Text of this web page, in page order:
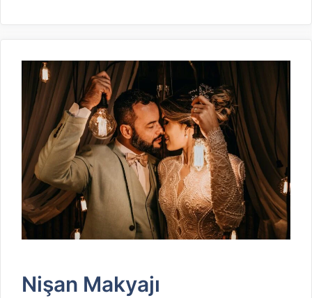
Nişan Makyajı